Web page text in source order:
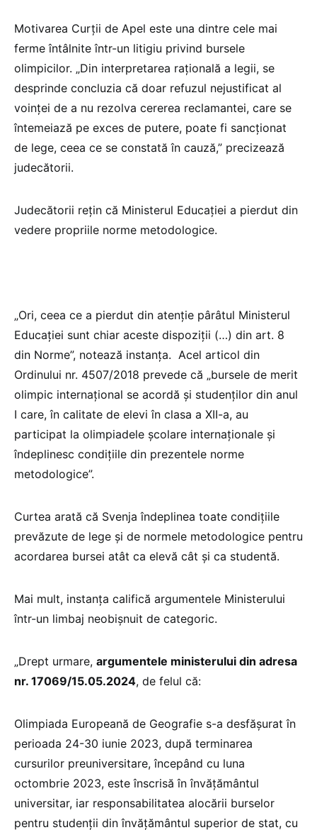
Motivarea Curții de Apel este una dintre cele mai
ferme întâlnite într-un litigiu privind bursele
olimpicilor. „Din interpretarea raţională a legii, se
desprinde concluzia că doar refuzul nejustificat al
voinţei de a nu rezolva cererea reclamantei, care se
întemeiază pe exces de putere, poate fi sancţionat
de lege, ceea ce se constată în cauză,” precizează
judecătorii.
Judecătorii rețin că Ministerul Educației a pierdut din
vedere propriile norme metodologice.
„Ori, ceea ce a pierdut din atenţie pârâtul Ministerul
Educaţiei sunt chiar aceste dispoziţii (…) din art. 8
din Norme”, notează instanța. Acel articol din
Ordinului nr. 4507/2018 prevede că „bursele de merit
olimpic internaţional se acordă şi studenţilor din anul
I care, în calitate de elevi în clasa a XII-a, au
participat la olimpiadele şcolare internaţionale şi
îndeplinesc condiţiile din prezentele norme
metodologice”.
Curtea arată că Svenja îndeplinea toate condițiile
prevăzute de lege și de normele metodologice pentru
acordarea bursei atât ca elevă cât și ca studentă.
Mai mult, instanța califică argumentele Ministerului
într-un limbaj neobișnuit de categoric.
„Drept urmare, argumentele ministerului din adresa
nr. 17069/15.05.2024, de felul că:
Olimpiada Europeană de Geografie s-a desfășurat în
perioada 24-30 iunie 2023, după terminarea
cursurilor preuniversitare, începând cu luna
octombrie 2023, este înscrisă în învățământul
universitar, iar responsabilitatea alocării burselor
pentru studenții din învăţământul superior de stat, cu